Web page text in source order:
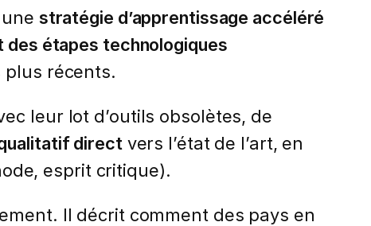
stratégie d’apprentissage accéléré
des étapes technologiques
récents.
leur lot d’outils obsolètes, de
direct vers l’état de l’art, en
esprit critique).
Il décrit comment des pays en